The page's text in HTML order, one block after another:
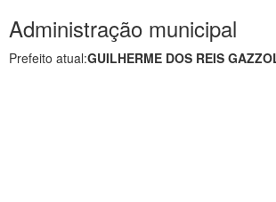
Administração municipal
Prefeito atual:GUILHERME DOS REIS